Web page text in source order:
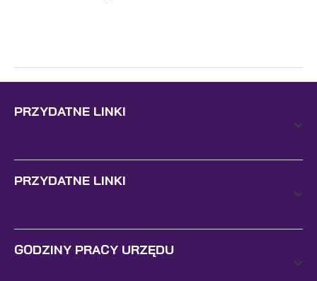
PRZYDATNE LINKI
PRZYDATNE LINKI
GODZINY PRACY URZĘDU